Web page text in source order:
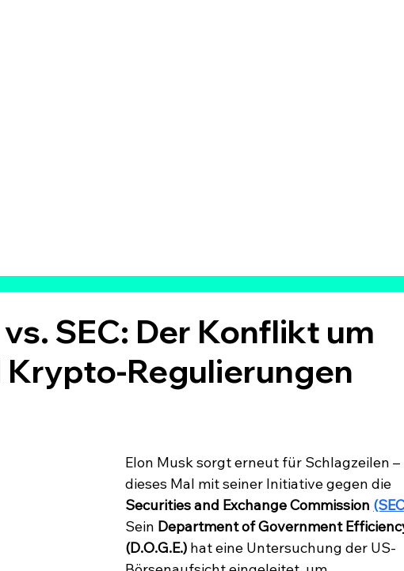
SEC: Der Konflikt um
Krypto-Regulierungen
Elon Musk sorgt erneut für Schlagzeilen –
dieses Mal mit seiner Initiative gegen die
Securities and Exchange Commission
Sein Department of Government
(D.O.G.E.) hat eine Untersuchung der US-